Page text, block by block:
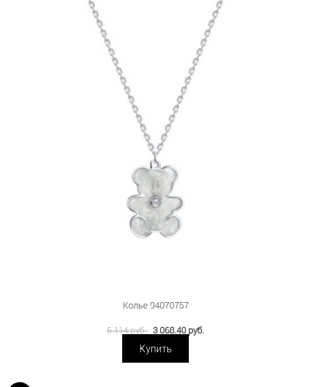
Колье 94070757
5 114 руб. 3 068.40 руб.
Купить